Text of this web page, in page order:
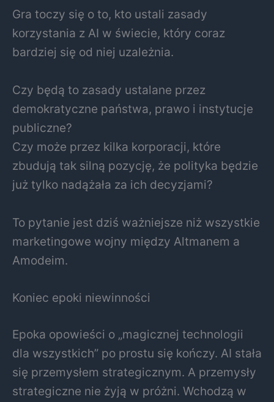
Gra toczy się o to, kto ustali zasady
korzystania z AI w świecie, który coraz
bardziej się od niej uzależnia.
Czy będą to zasady ustalane przez
demokratyczne państwa, prawo i instytucje
publiczne?
Czy może przez kilka korporacji, które
zbudują tak silną pozycję, że polityka będzie
już tylko nadążała za ich decyzjami?
To pytanie jest dziś ważniejsze niż wszystkie
marketingowe wojny między Altmanem a
Amodeim.
Koniec epoki niewinności
Epoka opowieści o „magicznej technologii
dla wszystkich” po prostu się kończy. AI stała
się przemysłem strategicznym. A przemysły
strategiczne nie żyją w próżni. Wchodzą w